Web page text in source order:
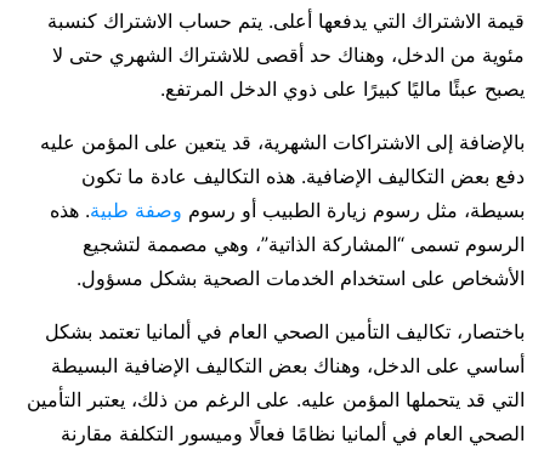
قيمة الاشتراك التي يدفعها أعلى. يتم حساب الاشتراك كنسبة
مئوية من الدخل، وهناك حد أقصى للاشتراك الشهري حتى لا
يصبح عبئًا ماليًا كبيرًا على ذوي الدخل المرتفع.
بالإضافة إلى الاشتراكات الشهرية، قد يتعين على المؤمن عليه
دفع بعض التكاليف الإضافية. هذه التكاليف عادة ما تكون
بسيطة، مثل رسوم زيارة الطبيب أو رسوم وصفة طبية. هذه
الرسوم تسمى “المشاركة الذاتية”، وهي مصممة لتشجيع
الأشخاص على استخدام الخدمات الصحية بشكل مسؤول.
باختصار، تكاليف التأمين الصحي العام في ألمانيا تعتمد بشكل
أساسي على الدخل، وهناك بعض التكاليف الإضافية البسيطة
التي قد يتحملها المؤمن عليه. على الرغم من ذلك، يعتبر التأمين
الصحي العام في ألمانيا نظامًا فعالًا وميسور التكلفة مقارنة